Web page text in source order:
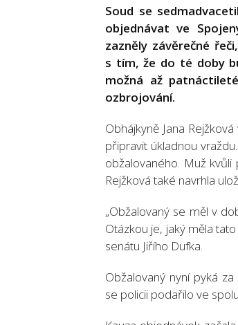
Soud se
objednávat ve
zazněly závěrečné
s tím, že do té doby
možná až
ozbrojování.
Obhájkyně Jana
připravit úkladnou
obžalovaného. Muž
Rejžková také navrhla
„Obžalovaný se měl v
Otázkou je, jaký měla
senátu Jiřího Dufka.
Obžalovaný nyní pyká
se policii podařilo ve